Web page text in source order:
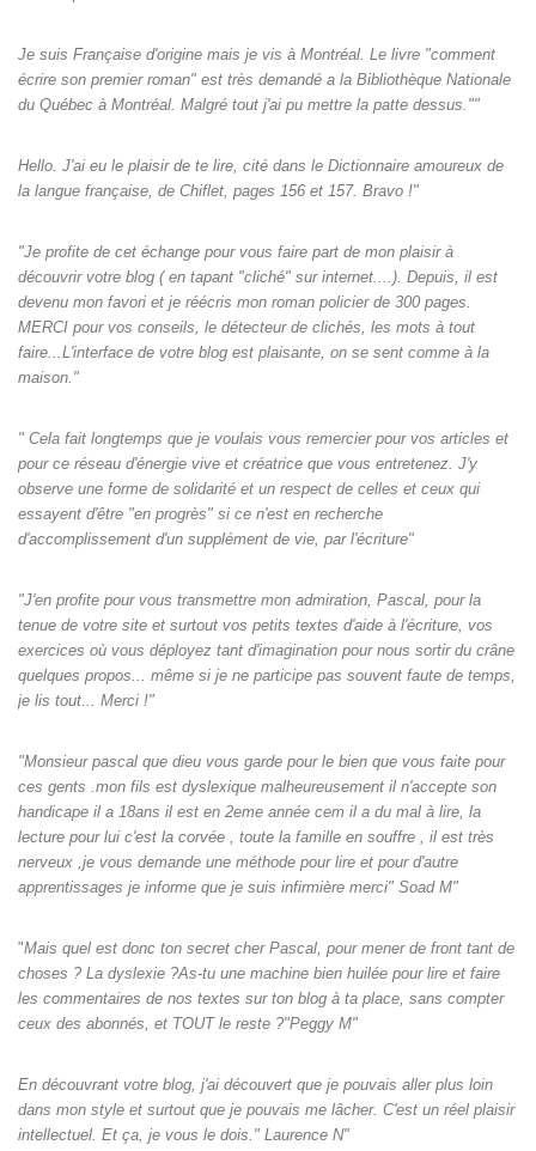
Je suis Française d'origine mais je vis à Montréal. Le livre "comment
écrire son premier roman" est très demandé a la Bibliothèque Nationale
du Québec à Montréal. Malgré tout j'ai pu mettre la patte dessus.""
Hello. J'ai eu le plaisir de te lire, cité dans le Dictionnaire amoureux de
la langue française, de Chiflet, pages 156 et 157. Bravo !"
"Je profite de cet échange pour vous faire part de mon plaisir à
découvrir votre blog ( en tapant "cliché" sur internet....). Depuis, il est
devenu mon favori et je réécris mon roman policier de 300 pages.
MERCI pour vos conseils, le détecteur de clichés, les mots à tout
faire...L'interface de votre blog est plaisante, on se sent comme à la
maison."
" Cela fait longtemps que je voulais vous remercier pour vos articles et
pour ce réseau d'énergie vive et créatrice que vous entretenez. J'y
observe une forme de solidarité et un respect de celles et ceux qui
essayent d'être "en progrès" si ce n'est en recherche
d'accomplissement d'un supplément de vie, par l'écriture"
"J'en profite pour vous transmettre mon admiration, Pascal, pour la
tenue de votre site et surtout vos petits textes d'aide à l'écriture, vos
exercices où vous déployez tant d'imagination pour nous sortir du crâne
quelques propos... même si je ne participe pas souvent faute de temps,
je lis tout... Merci !"
"Monsieur pascal que dieu vous garde pour le bien que vous faite pour
ces gents .mon fils est dyslexique malheureusement il n'accepte son
handicape il a 18ans il est en 2eme année cem il a du mal à lire, la
lecture pour lui c'est la corvée , toute la famille en souffre , il est très
nerveux ,je vous demande une méthode pour lire et pour d'autre
apprentissages je informe que je suis infirmière merci" Soad M"
"Mais quel est donc ton secret cher Pascal, pour mener de front tant de
choses ? La dyslexie ?As-tu une machine bien huilée pour lire et faire
les commentaires de nos textes sur ton blog à ta place, sans compter
ceux des abonnés, et TOUT le reste ?"Peggy M"
En découvrant votre blog, j'ai découvert que je pouvais aller plus loin
dans mon style et surtout que je pouvais me lâcher. C'est un réel plaisir
intellectuel. Et ça, je vous le dois." Laurence N"